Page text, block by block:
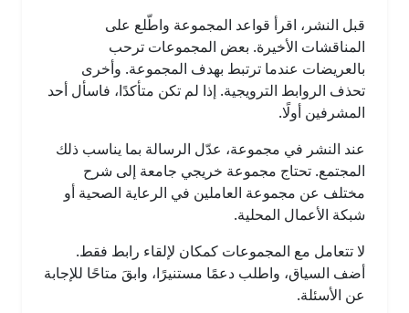
قبل النشر، اقرأ قواعد المجموعة واطّلع على
المناقشات الأخيرة. بعض المجموعات ترحب
بالعريضات عندما ترتبط بهدف المجموعة. وأخرى
تحذف الروابط الترويجية. إذا لم تكن متأكدًا، فاسأل أحد
المشرفين أولًا.
عند النشر في مجموعة، عدّل الرسالة بما يناسب ذلك
المجتمع. تحتاج مجموعة خريجي جامعة إلى شرح
مختلف عن مجموعة العاملين في الرعاية الصحية أو
شبكة الأعمال المحلية.
لا تتعامل مع المجموعات كمكان لإلقاء رابط فقط.
أضف السياق، واطلب دعمًا مستنيرًا، وابقَ متاحًا للإجابة
عن الأسئلة.